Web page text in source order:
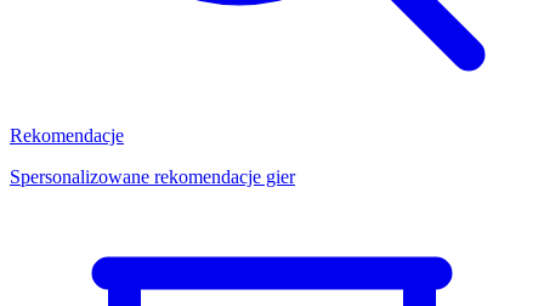
Rekomendacje
Spersonalizowane rekomendacje gier